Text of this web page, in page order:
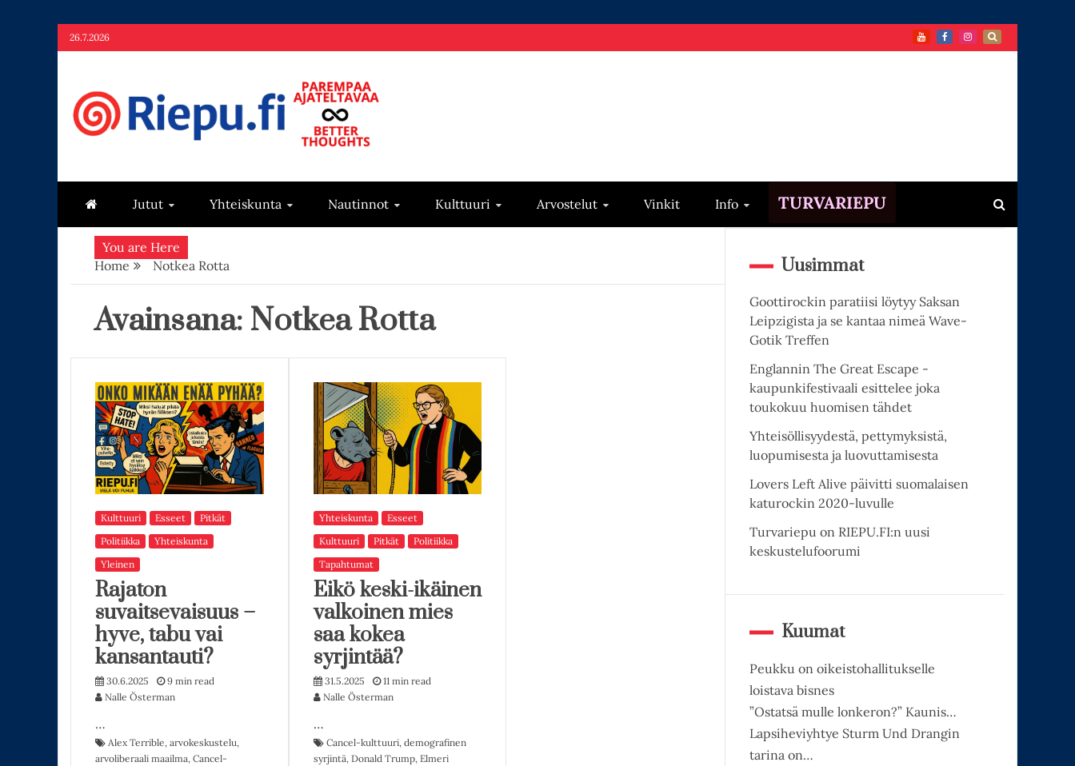
Skip
to
26.7.2026
Riepu.fi
Jutut Yhteiskunta Nautinnot Kulttuuri Arvostelut Vinkit Info TURVARIEPU
You are Here
Home
Notkea Rotta
Avainsana: Notkea Rotta
Kulttuuri Esseet
Pitkät
Politiikka
Yhteiskunta
Yleinen
Rajaton
suvaitsevaisuus –
hyve, tabu vai
kansantauti?
30.6.2025
9 min read
Nalle Österman
…
Alex Terrible, arvokeskustelu,
arvoliberaali maailma, Cancel-
Yhteiskunta
Esseet
Kulttuuri
Pitkät
Politiikka
Tapahtumat
Eikö keski-ikäinen
valkoinen mies
saa kokea
syrjintää?
31.5.2025
11 min read
Nalle Österman
…
Cancel-kulttuuri, demografinen
syrjintä, Donald Trump, Elmeri
Uusimmat
Goottirockin paratiisi löytyy Saksan
Leipzigista ja se kantaa nimeä Wave-
Gotik Treffen
Englannin The Great Escape -
kaupunkifestivaali esittelee joka
toukokuu huomisen tähdet
Yhteisöllisyydestä, pettymyksistä,
luopumisesta ja luovuttamisesta
Lovers Left Alive päivitti suomalaisen
katurockin 2020-luvulle
Turvariepu on RIEPU.FI:n uusi
keskustelufoorumi
Kuumat
Peukku on oikeistohallitukselle
loistava bisnes
”Ostatsä mulle lonkeron?” Kaunis…
Lapsiheviyhtye Sturm Und Drangin
tarina on…